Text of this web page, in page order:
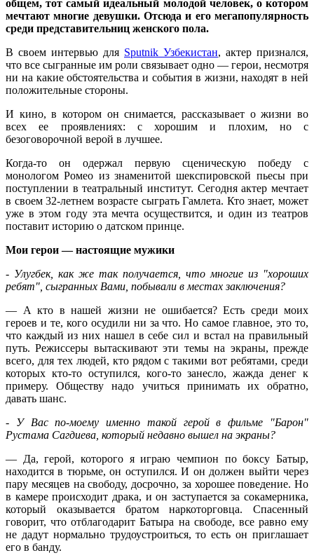
общем, тот самый идеальный молодой человек, о котором
мечтают многие девушки. Отсюда и его мегапопулярность
среди представительниц женского пола.
В своем интервью для Sputnik Узбекистан, актер признался,
что все сыгранные им роли связывает одно — герои, несмотря
ни на какие обстоятельства и события в жизни, находят в ней
положительные стороны.
И кино, в котором он снимается, рассказывает о жизни во
всех ее проявлениях: с хорошим и плохим, но с
безоговорочной верой в лучшее.
Когда-то он одержал первую сценическую победу с
монологом Ромео из знаменитой шекспировской пьесы при
поступлении в театральный институт. Сегодня актер мечтает
в своем 32-летнем возрасте сыграть Гамлета. Кто знает, может
уже в этом году эта мечта осуществится, и один из театров
поставит историю о датском принце.
Мои герои — настоящие мужики
- Улугбек, как же так получается, что многие из "хороших
ребят", сыгранных Вами, побывали в местах заключения?
— А кто в нашей жизни не ошибается? Есть среди моих
героев и те, кого осудили ни за что. Но самое главное, это то,
что каждый из них нашел в себе сил и встал на правильный
путь. Режиссеры вытаскивают эти темы на экраны, прежде
всего, для тех людей, кто рядом с такими вот ребятами, среди
которых кто-то оступился, кого-то занесло, жажда денег к
примеру. Обществу надо учиться принимать их обратно,
давать шанс.
- У Вас по-моему именно такой герой в фильме "Барон"
Рустама Сагдиева, который недавно вышел на экраны?
— Да, герой, которого я играю чемпион по боксу Батыр,
находится в тюрьме, он оступился. И он должен выйти через
пару месяцев на свободу, досрочно, за хорошее поведение. Но
в камере происходит драка, и он заступается за сокамерника,
который оказывается братом наркоторговца. Спасенный
говорит, что отблагодарит Батыра на свободе, все равно ему
не дадут нормально трудоустроиться, то есть он приглашает
его в банду.